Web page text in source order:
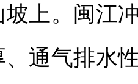
上。闽江
通气排水